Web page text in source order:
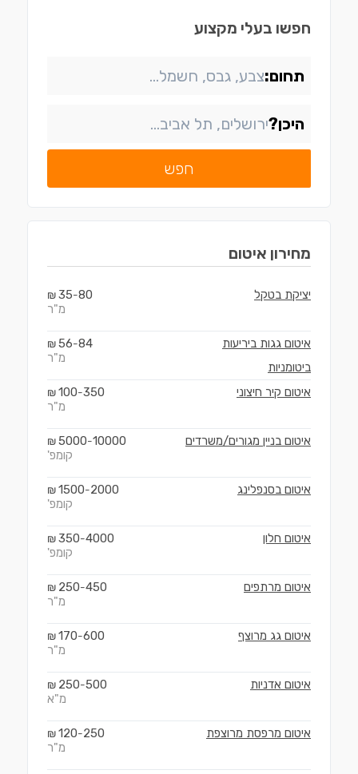
חפשו בעלי מקצוע
תחום:
היכן?
חפש
מחירון איטום
יציקת בטקל 35-80
₪
מ"ר
איטום גגות ביריעות
ביטומניות
56-84
₪
מ"ר
איטום קיר חיצוני 100-350
₪
מ"ר
איטום בניין מגורים/משרדים 5000-10000
₪
קומפ'
איטום בסנפלינג 1500-2000
₪
קומפ'
איטום חלון 350-4000
₪
קומפ'
איטום מרתפים 250-450
₪
מ"ר
איטום גג מרוצף 170-600
₪
מ"ר
איטום אדניות 250-500
₪
מ"א
איטום מרפסת מרוצפת 120-250
₪
מ"ר